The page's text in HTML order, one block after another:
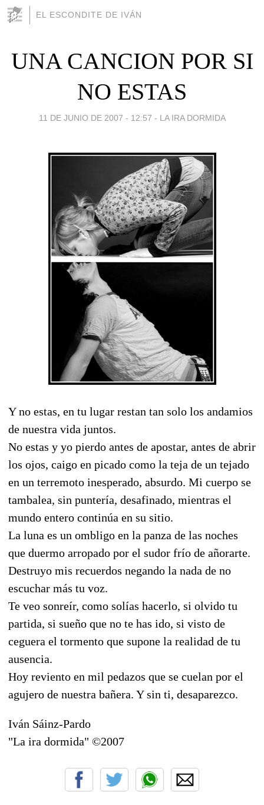
EL ESCONDITE DE IVÁN
UNA CANCION POR SI
NO ESTAS
11 DE JUNIO DE 2007 - 12:57 - LA IRA DORMIDA
Y no estas, en tu lugar restan tan solo los andamios
de nuestra vida juntos.
No estas y yo pierdo antes de apostar, antes de abrir
los ojos, caigo en picado como la teja de un tejado
en un terremoto inesperado, absurdo. Mi cuerpo se
tambalea, sin puntería, desafinado, mientras el
mundo entero continúa en su sitio.
La luna es un ombligo en la panza de las noches
que duermo arropado por el sudor frío de añorarte.
Destruyo mis recuerdos negando la nada de no
escuchar más tu voz.
Te veo sonreír, como solías hacerlo, si olvido tu
partida, si sueño que no te has ido, si visto de
ceguera el tormento que supone la realidad de tu
ausencia.
Hoy reviento en mil pedazos que se cuelan por el
agujero de nuestra bañera. Y sin ti, desaparezco.
Iván Sáinz-Pardo
"La ira dormida" ©2007